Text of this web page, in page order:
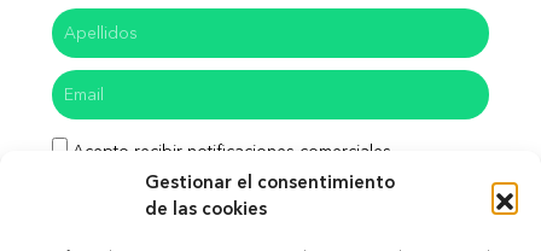
Gestionar el consentimiento
de las cookies
Acepto recibir notificaciones comerciales
He leído y acepto las políticas de privacidad